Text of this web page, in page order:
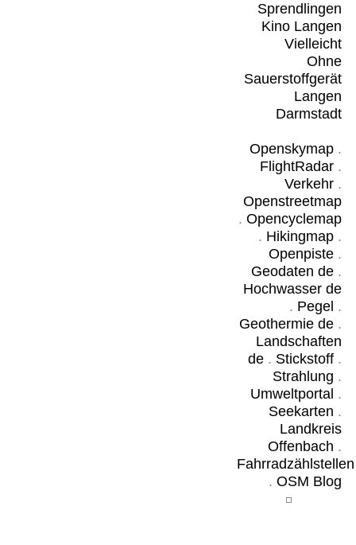
Sprendlingen
Kino Langen
Vielleicht
Ohne
Sauerstoffgerät
Langen
Darmstadt
Openskymap.
FlightRadar.
Verkehr.
Openstreetmap
. Opencyclemap
. Hikingmap.
Openpiste.
Geodaten de.
Hochwasser de
. Pegel .
Geothermie de.
Landschaften
de. Stickstoff.
Strahlung .
Umweltportal .
Seekarten .
Landkreis
Offenbach .
Fahrradzählstellen
. OSM Blog